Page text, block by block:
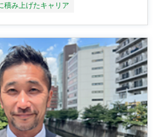
積み上げたキャリア